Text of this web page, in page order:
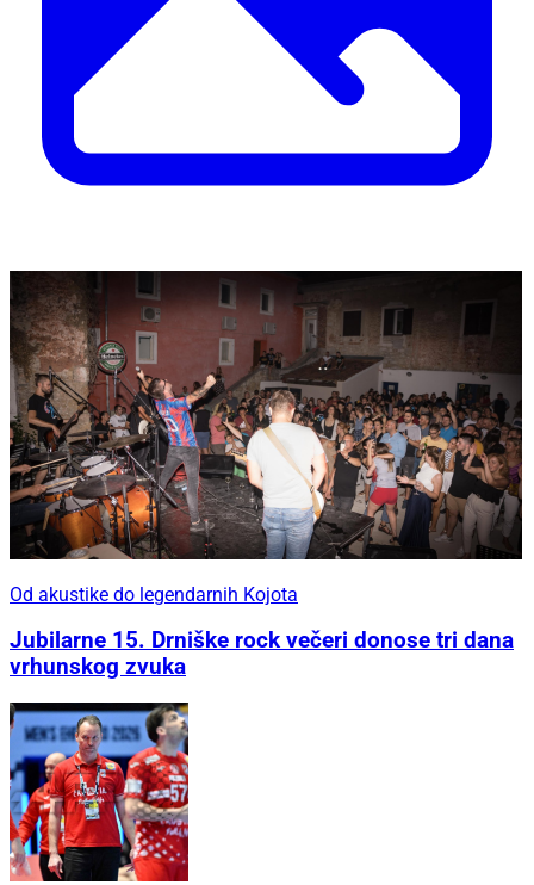
Od akustike do legendarnih Kojota
Jubilarne 15. Drniške rock večeri donose tri dana
vrhunskog zvuka